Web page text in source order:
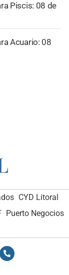
Piscis: 08 de
Acuario: 08
CYD Litoral
Puerto Negocios